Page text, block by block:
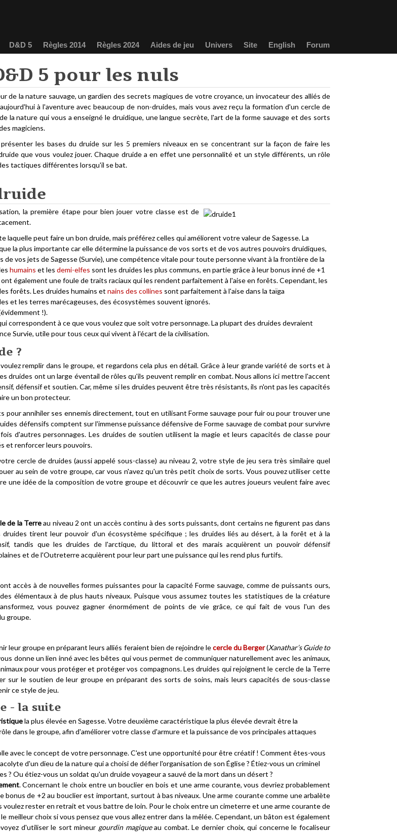
D&D 5 Règles 2014 Règles 2024 Aides de jeu Univers Site English Forum
5 pour les nuls
de la nature sauvage, un gardien des secrets magiques de votre croyance, un invocateur des alliés de
à l'aventure avec beaucoup de non-druides, mais vous avez reçu la formation d'un cercle de
la nature qui vous a enseigné le druidique, une langue secrète, l'art de la forme sauvage et des sorts
magiciens.
les bases du druide sur les 5 premiers niveaux en se concentrant sur la façon de faire les
que vous voulez jouer. Chaque druide a en effet une personnalité et un style différents, un rôle
tactiques différentes lorsqu'il se bat.
la première étape pour bien jouer votre classe est de
laquelle peut faire un bon druide, mais préférez celles qui améliorent votre valeur de Sagesse. La
la plus importante car elle détermine la puissance de vos sorts et de vos autres pouvoirs druidiques,
de vos jets de Sagesse (Survie), une compétence vitale pour toute personne vivant à la frontière de la
humains et les demi-elfes sont les druides les plus communs, en partie grâce à leur bonus inné de +1
ont également une foule de traits raciaux qui les rendent parfaitement à l'aise en forêts. Cependant, les
forêts. Les druides humains et nains des collines sont parfaitement à l'aise dans la taïga
et les terres marécageuses, des écosystèmes souvent ignorés.
!).
correspondent à ce que vous voulez que soit votre personnage. La plupart des druides devraient
Survie, utile pour tous ceux qui vivent à l'écart de la civilisation.
?
remplir dans le groupe, et regardons cela plus en détail. Grâce à leur grande variété de sorts et à
druides ont un large éventail de rôles qu'ils peuvent remplir en combat. Nous allons ici mettre l'accent
défensif et soutien. Car, même si les druides peuvent être très résistants, ils n'ont pas les capacités
un bon protecteur.
pour annihiler ses ennemis directement, tout en utilisant Forme sauvage pour fuir ou pour trouver une
défensifs comptent sur l'immense puissance défensive de Forme sauvage de combat pour survivre
d'autres personnages. Les druides de soutien utilisent la magie et leurs capacités de classe pour
et renforcer leurs pouvoirs.
cercle de druides (aussi appelé sous-classe) au niveau 2, votre style de jeu sera très similaire quel
au sein de votre groupe, car vous n'avez qu'un très petit choix de sorts. Vous pouvez utiliser cette
une idée de la composition de votre groupe et découvrir ce que les autres joueurs veulent faire avec
de la Terreau niveau 2 ont un accès continu à des sorts puissants, dont certains ne figurent pas dans
tirent leur pouvoir d'un écosystème spécifique ; les druides liés au désert, à la forêt et à la
tandis que les druides de l'arctique, du littoral et des marais acquièrent un pouvoir défensif
et de l'Outreterre acquièrent pour leur part une puissance qui les rend plus furtifs.
accès à de nouvelles formes puissantes pour la capacité Forme sauvage, comme de puissants ours,
élémentaux à de plus hauts niveaux. Puisque vous assumez toutes les statistiques de la créature
vous pouvez gagner énormément de points de vie grâce, ce qui fait de vous l'un des
groupe.
leur groupe en préparant leurs alliés feraient bien de rejoindre lecercle du Berger(Xanathar’s Guide to
donne un lien inné avec les bêtes qui vous permet de communiquer naturellement avec les animaux,
pour vous protéger et protéger vos compagnons. Les druides qui rejoignent le cercle de la Terre
sur le soutien de leur groupe en préparant des sorts de soins, mais leurs capacités de sous-classe
ce style de jeu.
- la suite
la plus élevée en Sagesse. Votre deuxième caractéristique la plus élevée devrait être la
dans le groupe, afin d'améliorer votre classe d'armure et la puissance de vos principales attaques
avec le concept de votre personnage. C'est une opportunité pour être créatif ! Comment êtes-vous
d'un dieu de la nature qui a choisi de défier l'organisation de son Église ? Étiez-vous un criminel
? Ou étiez-vous un soldat qu'un druide voyageur a sauvé de la mort dans un désert ?
. Concernant le choix entre un bouclier en bois et une arme courante, vous devriez probablement
bonus de +2 au bouclier est important, surtout à bas niveaux. Une arme courante comme une arbalète
rester en retrait et vous battre de loin. Pour le choix entre un cimeterre et une arme courante de
meilleur choix si vous pensez que vous allez entrer dans la mêlée. Cependant, un bâton est également
d'utiliser le sort mineur gourdin magiqueau combat. Le dernier choix, qui concerne le focaliseur